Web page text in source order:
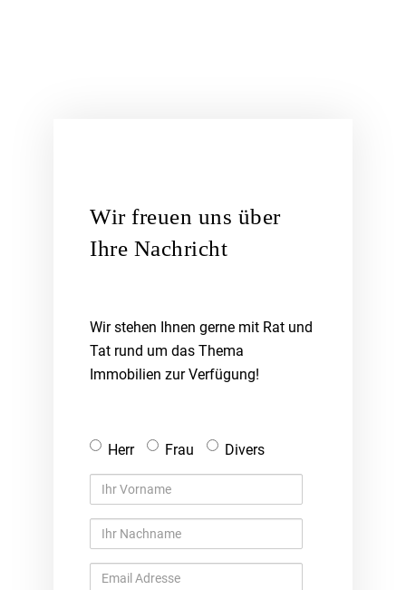
Wir freuen uns über
Ihre Nachricht
Wir stehen Ihnen gerne mit Rat und
Tat rund um das Thema
Immobilien zur Verfügung!
Anrede
Herr Frau
Divers
Ihr
Vorname
Ihr
Nachname
Email